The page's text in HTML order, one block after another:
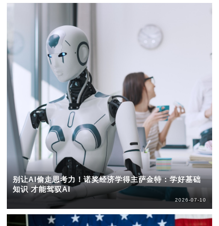
别让AI偷走思考力！诺奖经济学得主萨金特：学好基础
知识 才能驾驭AI
2026-07-10